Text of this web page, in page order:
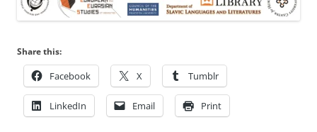
Share this:
Facebook X Tumblr
LinkedIn Email Print